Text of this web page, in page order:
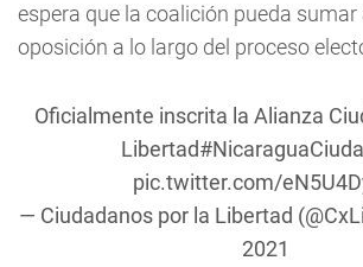
espera que la coalición pueda sumar
oposición a lo largo del proceso
Oficialmente inscrita la Alianza
Libertad
pic.twitter.com/
— Ciudadanos por la Libertad
2021